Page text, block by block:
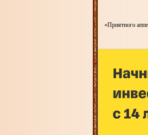
«Приятного